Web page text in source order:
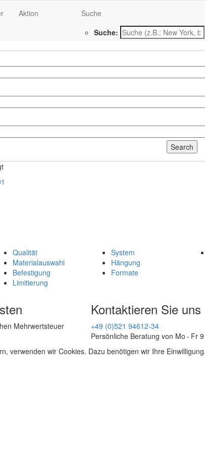
Aktion
Suche
Suche:
Qualität
Materialauswahl
Befestigung
Limitierung
System
Hängung
Formate
Mehrwertsteuer
Kontaktieren Sie uns
+49 (0)521 94612-34
Persönliche Beratung von Mo - Fr
verwenden wir Cookies. Dazu benötigen wir Ihre